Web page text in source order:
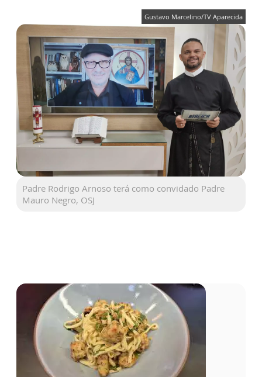
Gustavo Marcelino/TV Aparecida
Padre Rodrigo Arnoso terá como convidado Padre
Mauro Negro, OSJ